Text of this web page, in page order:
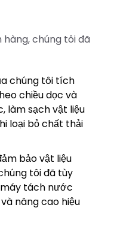
chúng tôi đã
chúng tôi tích
chiều dọc và
làm sạch vật liệu
loại bỏ chất thải
bảo vật liệu
tôi đã tùy
tách nước
nâng cao hiệu